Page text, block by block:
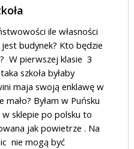
ile własności
budynek? Kto będzie
W pierwszej klasie 3
szkoła byłaby
maja swoją enklawę w
mało? Byłam w Puńsku
w sklepie po polsku to
jak powietrze . Na
nie mogą być